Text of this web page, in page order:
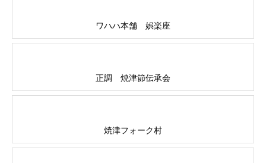
ワハハ本舗 娯楽座
正調 焼津節伝承会
焼津フォーク村